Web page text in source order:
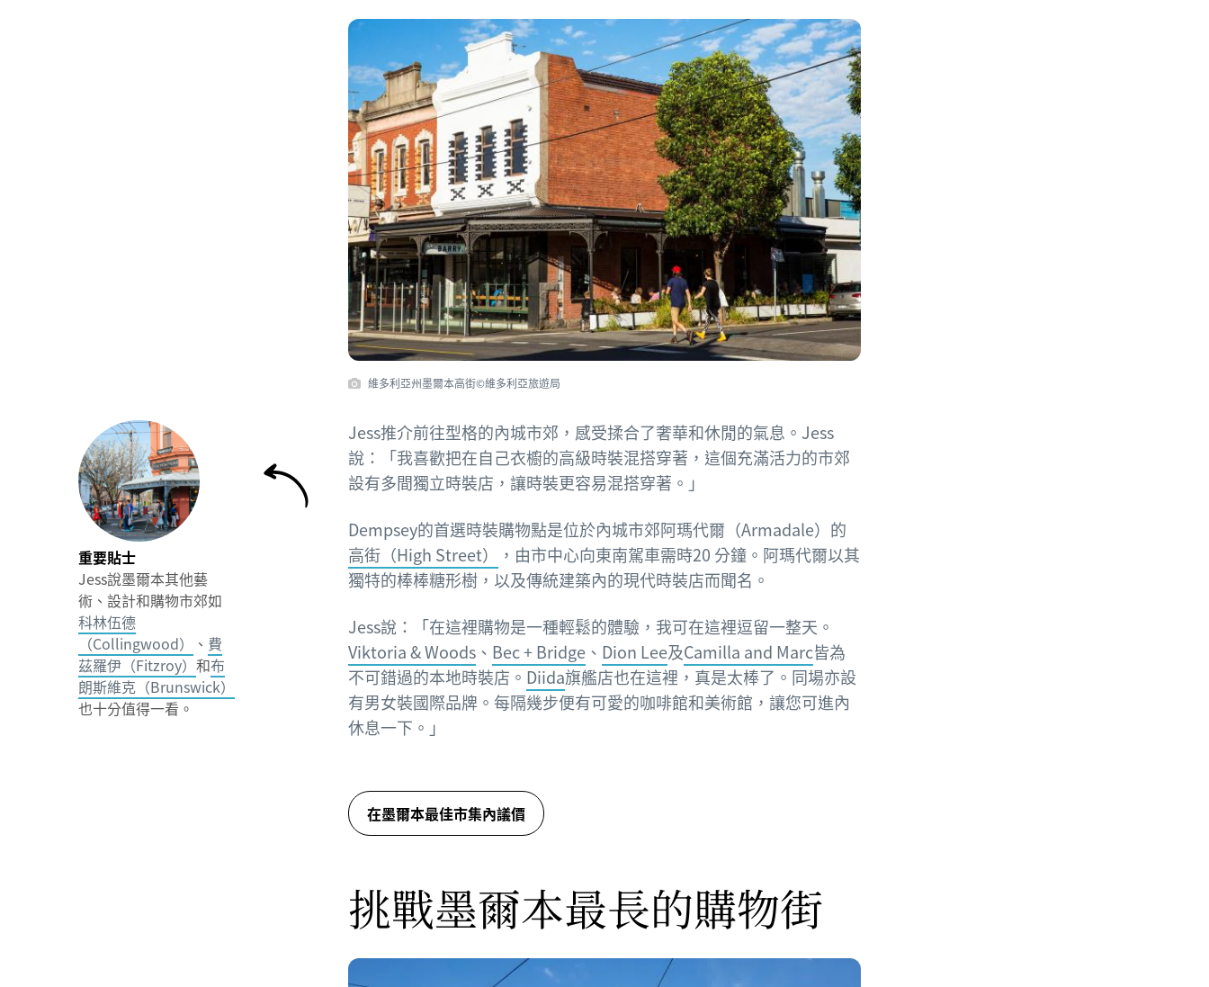
維多利亞州墨爾本高街©維多利亞旅遊局
重要貼士
Jess說墨爾本其他藝
術、設計和購物市郊如
科林伍德
（Collingwood）
、 費
茲羅伊（Fitzroy） 和布
朗斯維克（Brunswick）
也十分值得一看。
Jess推介前往型格的內城市郊，感受揉合了奢華和休閒的氣息。Jess
說：「我喜歡把在自己衣櫥的高級時裝混搭穿著，這個充滿活力的市郊
設有多間獨立時裝店，讓時裝更容易混搭穿著。」
Dempsey的首選時裝購物點是位於內城市郊阿瑪代爾（Armadale）的
高街（High Street）
，由市中心向東南駕車需時20 分鐘。阿瑪代爾以其
獨特的棒棒糖形樹，以及傳統建築內的現代時裝店而聞名。
Jess說：「在這裡購物是一種輕鬆的體驗，我可在這裡逗留一整天。
Viktoria & Woods 、 Bec + Bridge 、 Dion Lee及Camilla and Marc皆為
不可錯過的本地時裝店。 Diida旗艦店也在這裡，真是太棒了。同場亦設
有男女裝國際品牌。每隔幾步便有可愛的咖啡館和美術館，讓您可進內
休息一下。」
在墨爾本最佳市集內議價
挑戰墨爾本最長的購物街